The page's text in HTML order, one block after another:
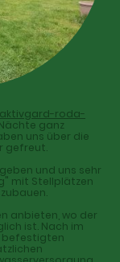
roda-
ganz
uns über die
gefreut.
und uns sehr
mit Stellplätzen
anbieten, wo der
ist. Nach im
befestigten